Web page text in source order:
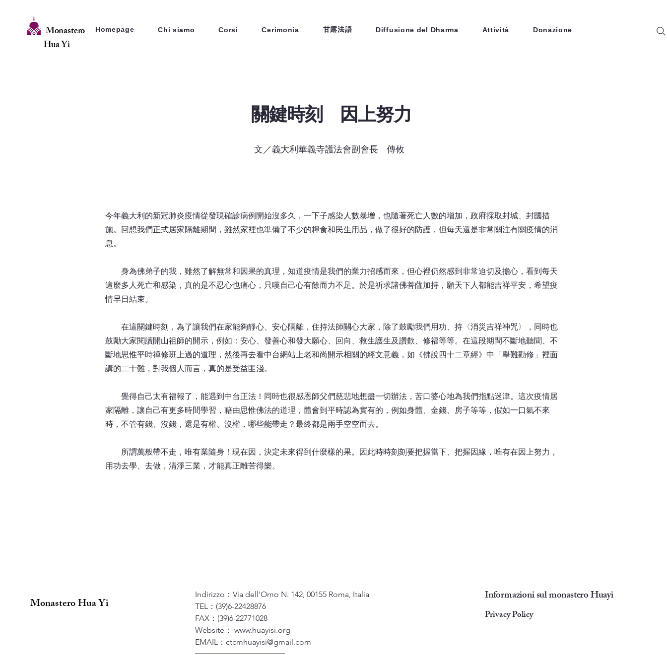
Monastero
Hua Yi
Homepage Chi siamo Corsi Cerimonia 甘露法語 Diffusione del Dharma Attività Donazione
關鍵時刻 因上努力
文／義大利華義寺護法會副會長 傳攸
今年義大利的新冠肺炎疫情從發現確診病例開始沒多久，一下子感染人數暴增，也隨著死亡人數的增加，政府採取封城、封國措
施。回想我們正式居家隔離期間，雖然家裡也準備了不少的糧食和民生用品，做了很好的防護，但每天還是非常關注有關疫情的消
息。
身為佛弟子的我，雖然了解無常和因果的真理，知道疫情是我們的業力招感而來，但心裡仍然感到非常迫切及擔心，看到每天
這麼多人死亡和感染，真的是不忍心也痛心，只嘆自己心有餘而力不足。於是祈求諸佛菩薩加持，願天下人都能吉祥平安，希望疫
情早日結束。
在這關鍵時刻，為了讓我們在家能夠靜心、安心隔離，住持法師關心大家，除了鼓勵我們用功、持〈消災吉祥神咒〉，同時也
鼓勵大家閱讀開山祖師的開示，例如：安心、發善心和發大願心、回向、救生護生及讚歎、修福等等。在這段期間不斷地聽聞、不
斷地思惟平時禪修班上過的道理，然後再去看中台網站上老和尚開示相關的經文意義，如《佛說四十二章經》中「舉難勸修」裡面
講的二十難，對我個人而言，真的是受益匪淺。
覺得自己太有福報了，能遇到中台正法！同時也很感恩師父們慈悲地想盡一切辦法，苦口婆心地為我們指點迷津。這次疫情居
家隔離，讓自己有更多時間學習，藉由思惟佛法的道理，體會到平時認為實有的，例如身體、金錢、房子等等，假如一口氣不來
時，不管有錢、沒錢，還是有權、沒權，哪些能帶走？最終都是兩手空空而去。
所謂萬般帶不走，唯有業隨身！現在因，決定未來得到什麼樣的果。因此時時刻刻要把握當下、把握因緣，唯有在因上努力，
用功去學、去做，清淨三業，才能真正離苦得樂。
Monastero Hua Yi
Indirizzo：Via dell’Omo N. 142, 00155 Roma, Italia
TEL：(39)6-22428876
FAX：(39)6-22771028
Website：www.huayisi.org
EMAIL：ctcmhuayisi@gmail.com
Informazioni sul monastero Huayi
Privacy Policy